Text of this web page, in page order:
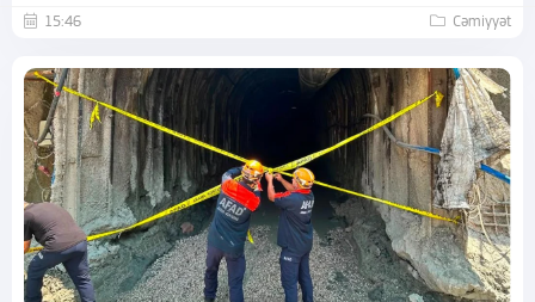
15:46 Cəmiyyət